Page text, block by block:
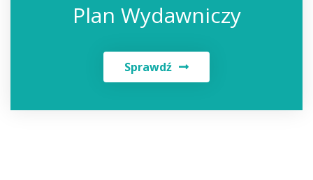
Plan Wydawniczy
Sprawdź